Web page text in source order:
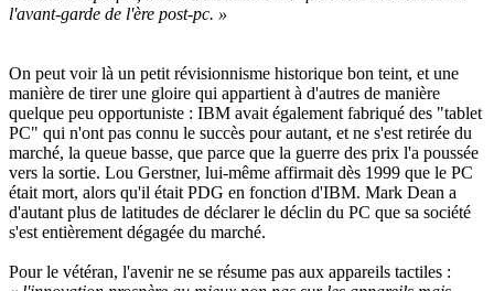
l'avant-garde de l'ère post-pc. »
On peut voir là un petit révisionnisme historique bon teint, et une
manière de tirer une gloire qui appartient à d'autres de manière
quelque peu opportuniste : IBM avait également fabriqué des "tablet
PC" qui n'ont pas connu le succès pour autant, et ne s'est retirée du
marché, la queue basse, que parce que la guerre des prix l'a poussée
vers la sortie. Lou Gerstner, lui-même affirmait dès 1999 que le PC
était mort, alors qu'il était PDG en fonction d'IBM. Mark Dean a
d'autant plus de latitudes de déclarer le déclin du PC que sa société
s'est entièrement dégagée du marché.
Pour le vétéran, l'avenir ne se résume pas aux appareils tactiles :